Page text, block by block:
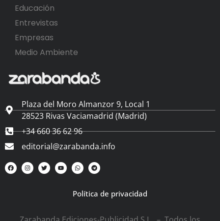
Educación
Entrevistas
Empresas
Medio Ambiente
Plaza del Moro Almanzor 9, Local 1
28523 Rivas Vaciamadrid (Madrid)
+34 660 36 62 96
editorial@zarabanda.info
Política de privacidad